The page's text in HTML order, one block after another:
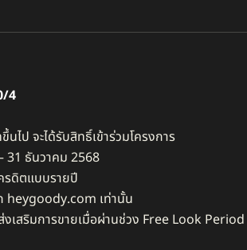
4
ไป จะได้รับสิทธิ์เข้าร่วมโครงการ​
31 ธันวาคม 2568​
รดิตแบบรายปี​
heygoody.com เท่านั้น​
เสริมการขายเมื่อผ่านช่วง Free Look